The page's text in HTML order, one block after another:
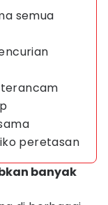
semua
terancam
peretasan
banyak